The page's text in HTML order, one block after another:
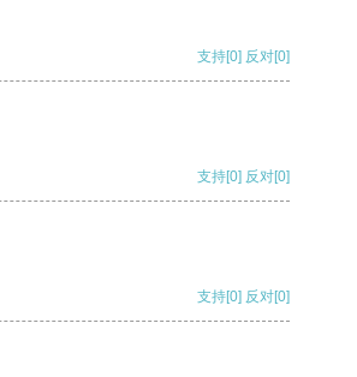
支持[0] 反对[0]
支持[0] 反对[0]
支持[0] 反对[0]